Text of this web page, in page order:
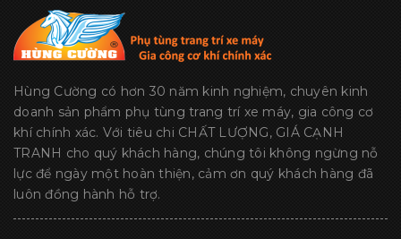
Hùng Cường có hơn 30 năm kinh nghiệm, chuyên kinh
doanh sản phẩm phụ tùng trang trí xe máy, gia công cơ
khí chính xác. Với tiêu chi CHẤT LƯỢNG, GIÁ CẠNH
TRANH cho quý khách hàng, chúng tôi không ngừng nỗ
lực để ngày một hoàn thiện, cảm ơn quý khách hàng đã
luôn đồng hành hỗ trợ.